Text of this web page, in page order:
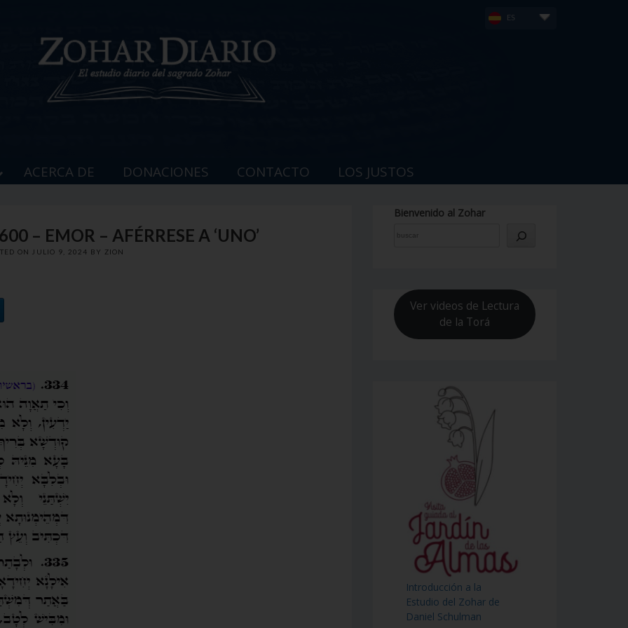
ES
ACERCA DE DONACIONES CONTACTO LOS JUSTOS
– EMOR – AFÉRRESE A ‘UNO’
ON JULIO 9, 2024 BY ZION
Bienvenido al Zohar
Ver videos de Lectura
de la Torá
Introducción a la
Estudio del Zohar de
Daniel Schulman